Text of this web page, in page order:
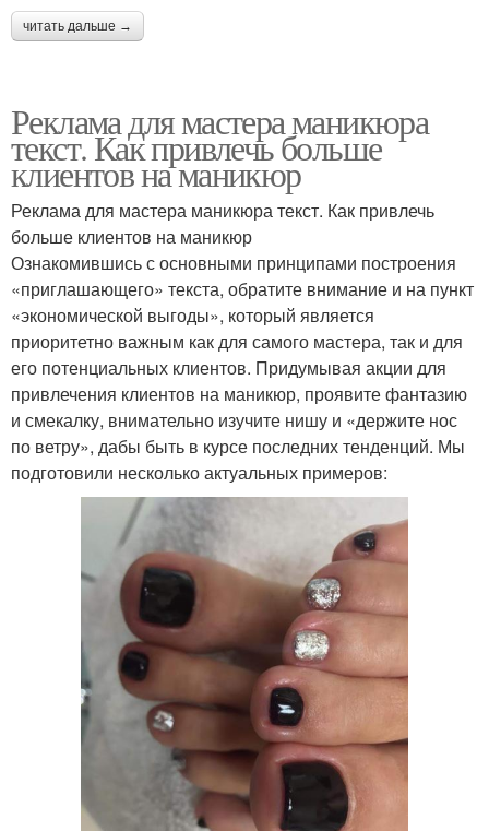
читать дальше →
Реклама для мастера маникюра
текст. Как привлечь больше
клиентов на маникюр
Реклама для мастера маникюра текст. Как привлечь
больше клиентов на маникюр
Ознакомившись с основными принципами построения
«приглашающего» текста, обратите внимание и на пункт
«экономической выгоды», который является
приоритетно важным как для самого мастера, так и для
его потенциальных клиентов. Придумывая акции для
привлечения клиентов на маникюр, проявите фантазию
и смекалку, внимательно изучите нишу и «держите нос
по ветру», дабы быть в курсе последних тенденций. Мы
подготовили несколько актуальных примеров: